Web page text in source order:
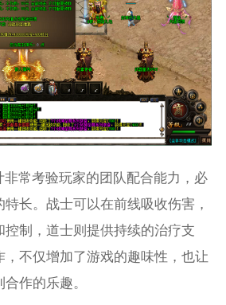
非常考验玩家的团队配合能力，必
长。战士可以在前线吸收伤害，
制，道士则提供持续的治疗支
，不仅增加了游戏的趣味性，也让
作的乐趣。